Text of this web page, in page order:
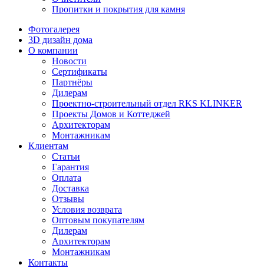
Пропитки и покрытия для камня
Фотогалерея
3D дизайн дома
О компании
Новости
Сертификаты
Партнёры
Дилерам
Проектно-строительный отдел RKS KLINKER
Проекты Домов и Коттеджей
Архитекторам
Монтажникам
Клиентам
Статьи
Гарантия
Оплата
Доставка
Отзывы
Условия возврата
Оптовым покупателям
Дилерам
Архитекторам
Монтажникам
Контакты